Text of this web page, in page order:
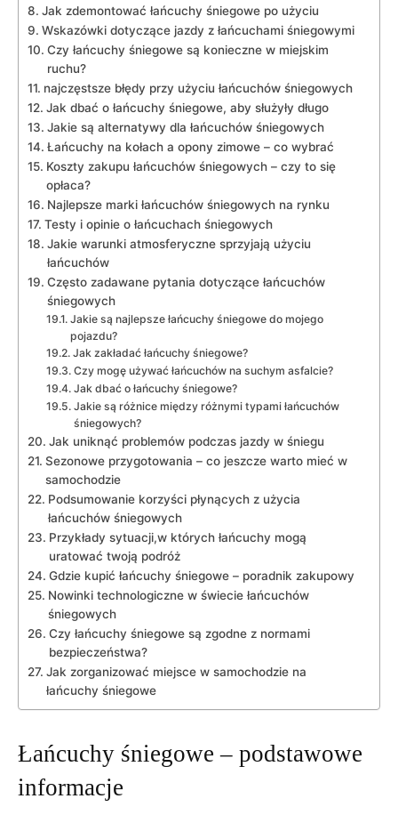
Jak zdemontować łańcuchy śniegowe po użyciu
Wskazówki dotyczące jazdy z łańcuchami śniegowymi
Czy łańcuchy śniegowe są konieczne w miejskim
ruchu?
najczęstsze błędy przy użyciu łańcuchów śniegowych
Jak dbać o łańcuchy śniegowe, aby służyły długo
Jakie są alternatywy dla łańcuchów śniegowych
Łańcuchy na kołach a opony zimowe – co wybrać
Koszty zakupu łańcuchów śniegowych – czy to się
opłaca?
Najlepsze marki łańcuchów śniegowych na rynku
Testy i opinie o łańcuchach śniegowych
Jakie warunki atmosferyczne sprzyjają użyciu
łańcuchów
Często zadawane pytania dotyczące łańcuchów
śniegowych
Jakie są najlepsze łańcuchy śniegowe do mojego
pojazdu?
Jak zakładać łańcuchy śniegowe?
Czy mogę używać łańcuchów na suchym asfalcie?
Jak dbać o łańcuchy śniegowe?
Jakie są różnice między różnymi typami łańcuchów
śniegowych?
Jak uniknąć problemów podczas jazdy w śniegu
Sezonowe przygotowania – co jeszcze warto mieć w
samochodzie
Podsumowanie korzyści płynących z użycia
łańcuchów śniegowych
Przykłady sytuacji,w których łańcuchy mogą
uratować twoją podróż
Gdzie kupić łańcuchy śniegowe – poradnik zakupowy
Nowinki technologiczne w świecie łańcuchów
śniegowych
Czy łańcuchy śniegowe są zgodne z normami
bezpieczeństwa?
Jak zorganizować miejsce w samochodzie na
łańcuchy śniegowe
Łańcuchy śniegowe – podstawowe
informacje